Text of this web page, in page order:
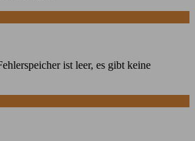
ist leer, es gibt keine